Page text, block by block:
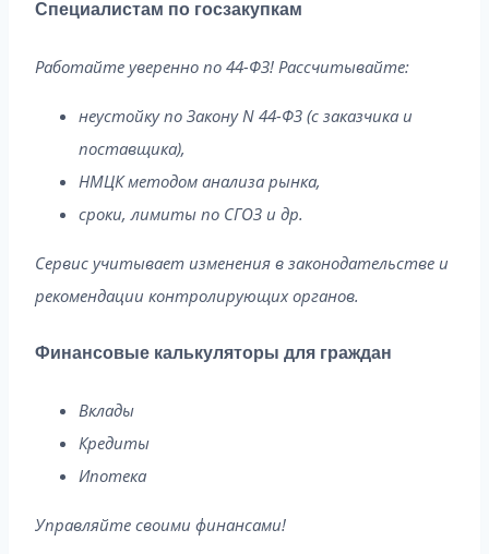
Специалистам по госзакупкам
Работайте уверенно по 44-ФЗ! Рассчитывайте:
неустойку по Закону N 44-ФЗ (с заказчика и
поставщика),
НМЦК методом анализа рынка,
сроки, лимиты по СГОЗ и др.
Сервис учитывает изменения в законодательстве и
рекомендации контролирующих органов.
Финансовые калькуляторы для граждан
Вклады
Кредиты
Ипотека
Управляйте своими финансами!